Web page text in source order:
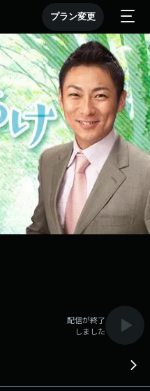
プラン変更
配信が終了
しました